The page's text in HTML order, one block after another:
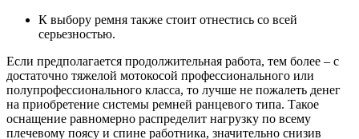
К выбору ремня также стоит отнестись со всей
серьезностью.
Если предполагается продолжительная работа, тем более – с
достаточно тяжелой мотокосой профессионального или
полупрофессионального класса, то лучше не пожалеть денег
на приобретение системы ремней ранцевого типа. Такое
оснащение равномерно распределит нагрузку по всему
плечевому поясу и спине работника, значительно снизив